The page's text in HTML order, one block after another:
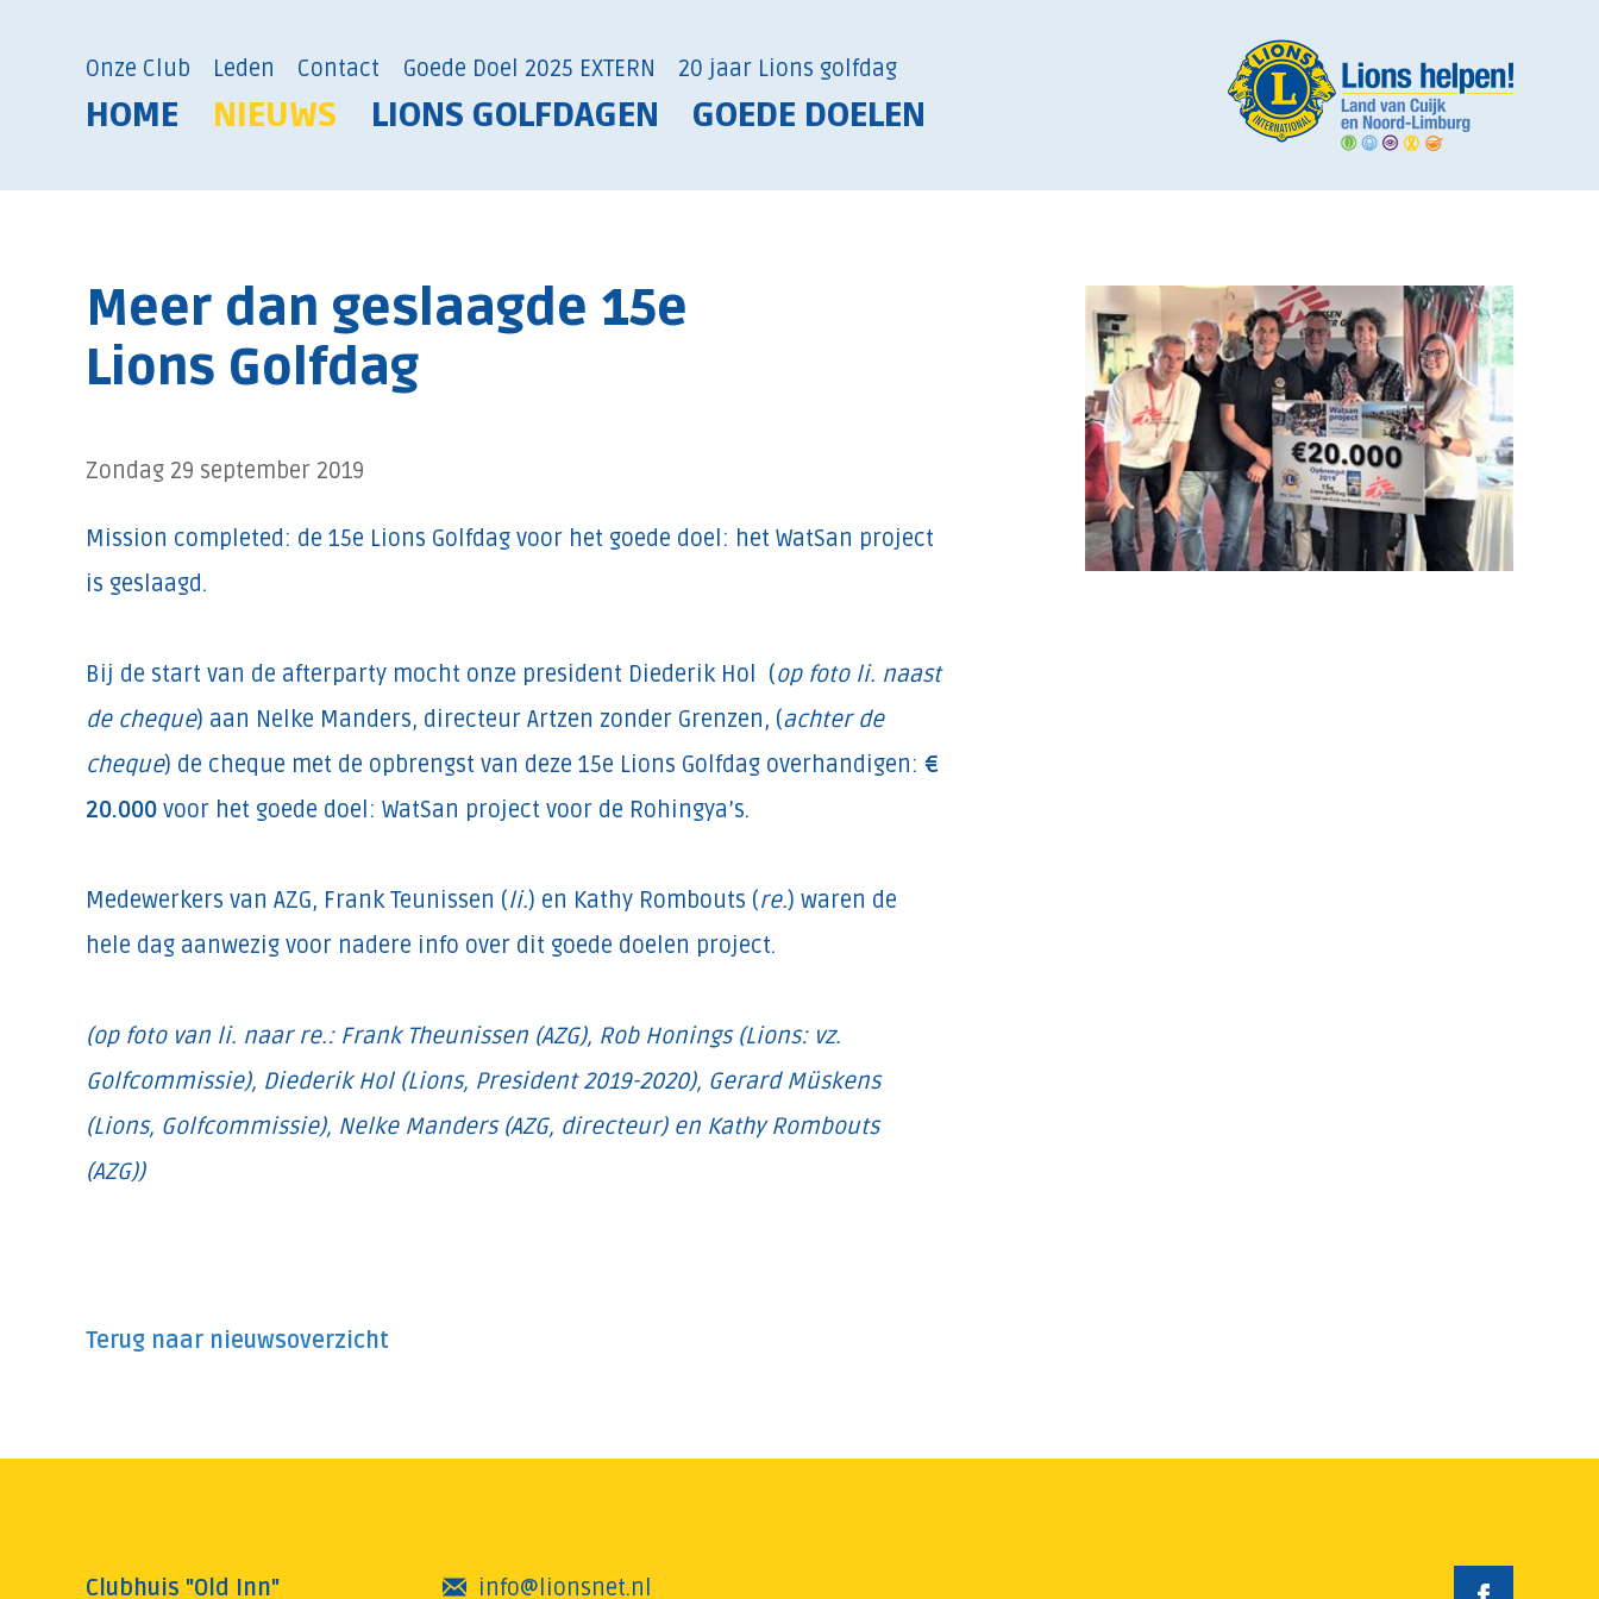
HOME NIEUWS LIONS GOLFDAGEN GOEDE DOELEN
Onze Club Leden Contact Goede Doel 2025 EXTERN 20 jaar Lions golfdag
Meer dan geslaagde 15e
Lions Golfdag
Zondag 29 september 2019
Mission completed: de 15e Lions Golfdag voor het goede doel: het WatSan project
is geslaagd.
Bij de start van de afterparty mocht onze president Diederik Hol (op foto li. naast
de cheque) aan Nelke Manders, directeur Artzen zonder Grenzen, (achter de
cheque) de cheque met de opbrengst van deze 15e Lions Golfdag overhandigen: €
20.000 voor het goede doel: WatSan project voor de Rohingya’s.
Medewerkers van AZG, Frank Teunissen (li.) en Kathy Rombouts (re.) waren de
hele dag aanwezig voor nadere info over dit goede doelen project.
(op foto van li. naar re.: Frank Theunissen (AZG), Rob Honings (Lions: vz.
Golfcommissie), Diederik Hol (Lions, President 2019-2020), Gerard Müskens
(Lions, Golfcommissie), Nelke Manders (AZG, directeur) en Kathy Rombouts
(AZG))
Terug naar nieuwsoverzicht
Clubhuis "Old Inn" info@lionsnet.nl